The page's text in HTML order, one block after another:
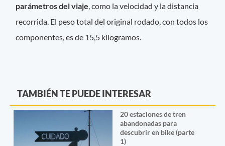
parámetros del viaje, como la velocidad y la distancia
recorrida. El peso total del original rodado, con todos los
componentes, es de 15,5 kilogramos.
TAMBIÉN TE PUEDE INTERESAR
20 estaciones de tren
abandonadas para
descubrir en bike (parte
1)